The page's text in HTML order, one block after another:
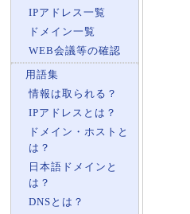
IPアドレス一覧
ドメイン一覧
WEB会議等の確認
用語集
情報は取られる？
IPアドレスとは？
ドメイン・ホストと
は？
日本語ドメインと
は？
DNSとは？